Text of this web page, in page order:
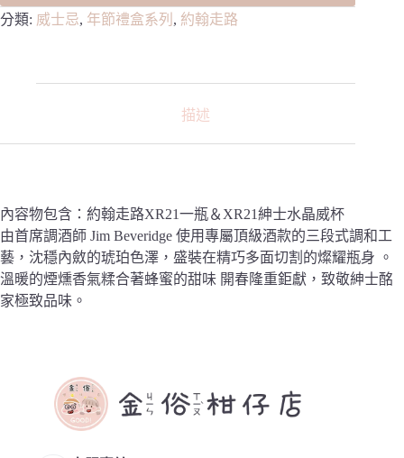
分類: 威士忌, 年節禮盒系列 , 約翰走路
描述
內容物包含：約翰走路XR21一瓶＆XR21紳士水晶威杯
由首席調酒師 Jim Beveridge 使用專屬頂級酒款的三段式調和工
藝，沈穩內斂的琥珀色澤，盛裝在精巧多面切割的燦耀瓶身 。
溫暖的煙燻香氣糅合著蜂蜜的甜味 開春隆重鉅獻，致敬紳士酩
家極致品味。